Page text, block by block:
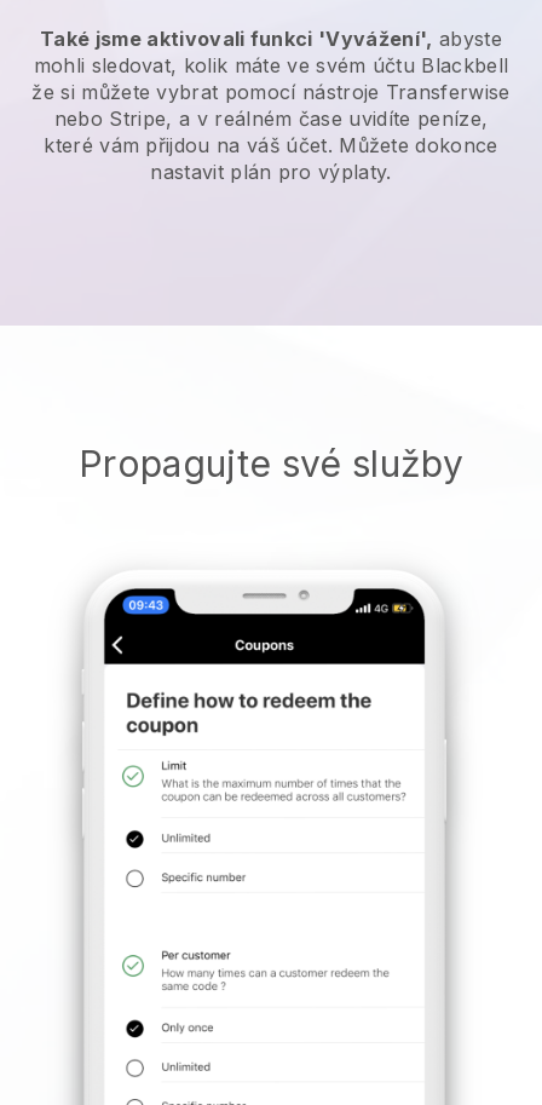
Také jsme aktivovali funkci 'Vyvážení', abyste
mohli sledovat, kolik máte ve svém účtu Blackbell
že si můžete vybrat pomocí nástroje Transferwise
nebo Stripe, a v reálném čase uvidíte peníze,
které vám přijdou na váš účet. Můžete dokonce
nastavit plán pro výplaty.
Propagujte své služby